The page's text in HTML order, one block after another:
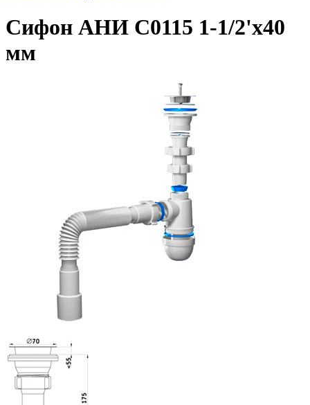
Сифон АНИ C0115 1-1/2'х40
мм